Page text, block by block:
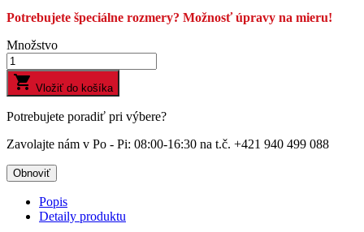
Potrebujete špeciálne rozmery? Možnosť úpravy na mieru!
Množstvo
 Vložiť do košíka
Potrebujete poradiť pri výbere?
Zavolajte nám v Po - Pi: 08:00-16:30 na t.č. +421 940 499 088
Popis
Detaily produktu